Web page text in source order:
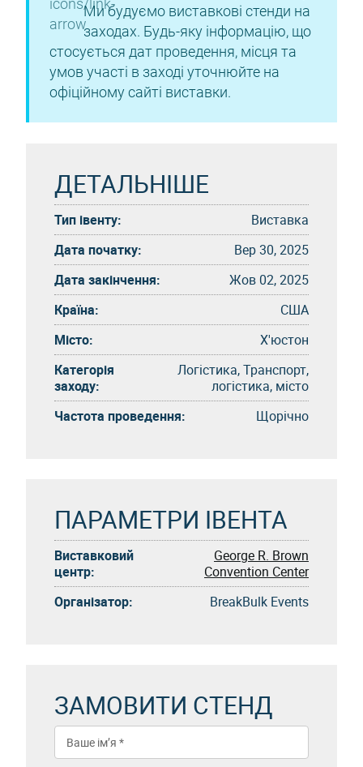
Ми будуємо виставкові стенди на
заходах. Будь-яку інформацію, що
стосується дат проведення, місця та
умов участі в заході уточнюйте на
офіційному сайті виставки.
ДЕТАЛЬНІШЕ
Тип івенту:
Виставка
Дата початку:
Вер 30, 2025
Дата закінчення:
Жов 02, 2025
Країна:
США
Місто:
Х'юстон
Категорія
заходу:
Логістика, Транспорт,
логістика, місто
Частота проведення:
Щорічно
ПАРАМЕТРИ ІВЕНТА
Виставковий
центр:
George R. Brown
Convention Center
Організатор:
BreakBulk Events
ЗАМОВИТИ СТЕНД